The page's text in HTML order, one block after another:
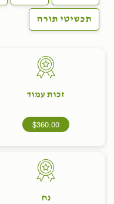
תכשיטי תורה
זכות עמוד
$360.00
נח